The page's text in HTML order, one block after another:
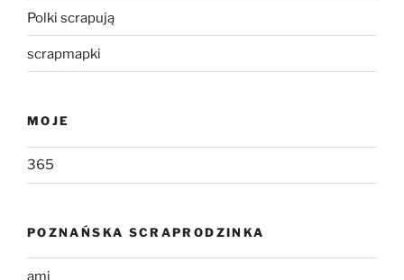
Polki scrapują
scrapmapki
MOJE
365
POZNAŃSKA SCRAPRODZINKA
ami